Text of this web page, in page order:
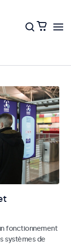
fonctionnement
systèmes de